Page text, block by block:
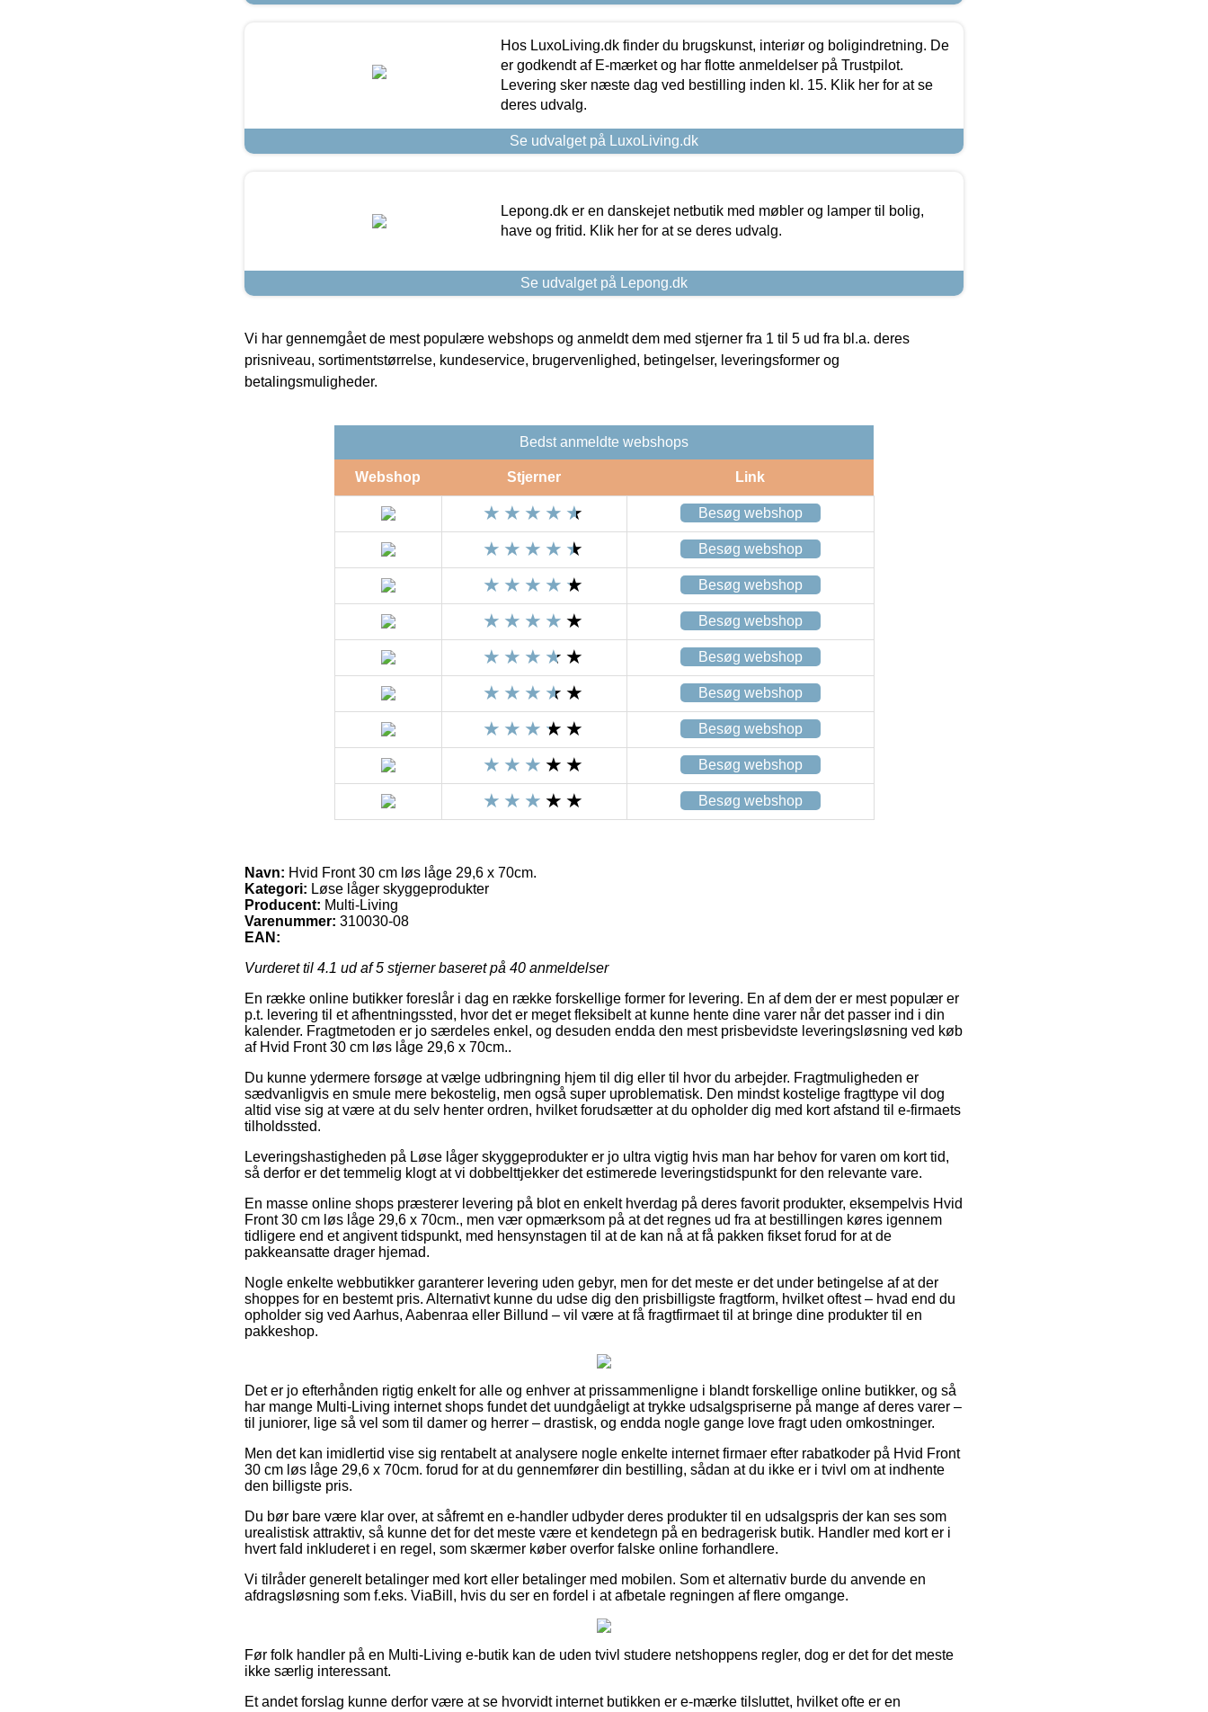
Hos LuxoLiving.dk finder du brugskunst, interiør og boligindretning. De
er godkendt af E-mærket og har flotte anmeldelser på Trustpilot.
Levering sker næste dag ved bestilling inden kl. 15. Klik her for at se
deres udvalg.
Se udvalget på LuxoLiving.dk
Lepong.dk er en danskejet netbutik med møbler og lamper til bolig,
have og fritid. Klik her for at se deres udvalg.
Se udvalget på Lepong.dk
Vi har gennemgået de mest populære webshops og anmeldt dem med stjerner fra 1 til 5 ud fra bl.a. deres
prisniveau, sortimentstørrelse, kundeservice, brugervenlighed, betingelser, leveringsformer og
betalingsmuligheder.
Bedst anmeldte webshops
Webshop Stjerner Link
Besøg webshop
Besøg webshop
Besøg webshop
Besøg webshop
Besøg webshop
Besøg webshop
Besøg webshop
Besøg webshop
Besøg webshop
Navn: Hvid Front 30 cm løs låge 29,6 x 70cm.
Kategori: Løse låger skyggeprodukter
Producent: Multi-Living
Varenummer: 310030-08
EAN:
Vurderet til 4.1 ud af 5 stjerner baseret på 40 anmeldelser
En række online butikker foreslår i dag en række forskellige former for levering. En af dem der er mest populær er
p.t. levering til et afhentningssted, hvor det er meget fleksibelt at kunne hente dine varer når det passer ind i din
kalender. Fragtmetoden er jo særdeles enkel, og desuden endda den mest prisbevidste leveringsløsning ved køb
af Hvid Front 30 cm løs låge 29,6 x 70cm..
Du kunne ydermere forsøge at vælge udbringning hjem til dig eller til hvor du arbejder. Fragtmuligheden er
sædvanligvis en smule mere bekostelig, men også super uproblematisk. Den mindst kostelige fragttype vil dog
altid vise sig at være at du selv henter ordren, hvilket forudsætter at du opholder dig med kort afstand til e-firmaets
tilholdssted.
Leveringshastigheden på Løse låger skyggeprodukter er jo ultra vigtig hvis man har behov for varen om kort tid,
så derfor er det temmelig klogt at vi dobbelttjekker det estimerede leveringstidspunkt for den relevante vare.
En masse online shops præsterer levering på blot en enkelt hverdag på deres favorit produkter, eksempelvis Hvid
Front 30 cm løs låge 29,6 x 70cm., men vær opmærksom på at det regnes ud fra at bestillingen køres igennem
tidligere end et angivent tidspunkt, med hensynstagen til at de kan nå at få pakken fikset forud for at de
pakkeansatte drager hjemad.
Nogle enkelte webbutikker garanterer levering uden gebyr, men for det meste er det under betingelse af at der
shoppes for en bestemt pris. Alternativt kunne du udse dig den prisbilligste fragtform, hvilket oftest – hvad end du
opholder sig ved Aarhus, Aabenraa eller Billund – vil være at få fragtfirmaet til at bringe dine produkter til en
pakkeshop.
Det er jo efterhånden rigtig enkelt for alle og enhver at prissammenligne i blandt forskellige online butikker, og så
har mange Multi-Living internet shops fundet det uundgåeligt at trykke udsalgspriserne på mange af deres varer –
til juniorer, lige så vel som til damer og herrer – drastisk, og endda nogle gange love fragt uden omkostninger.
Men det kan imidlertid vise sig rentabelt at analysere nogle enkelte internet firmaer efter rabatkoder på Hvid Front
30 cm løs låge 29,6 x 70cm. forud for at du gennemfører din bestilling, sådan at du ikke er i tvivl om at indhente
den billigste pris.
Du bør bare være klar over, at såfremt en e-handler udbyder deres produkter til en udsalgspris der kan ses som
urealistisk attraktiv, så kunne det for det meste være et kendetegn på en bedragerisk butik. Handler med kort er i
hvert fald inkluderet i en regel, som skærmer køber overfor falske online forhandlere.
Vi tilråder generelt betalinger med kort eller betalinger med mobilen. Som et alternativ burde du anvende en
afdragsløsning som f.eks. ViaBill, hvis du ser en fordel i at afbetale regningen af flere omgange.
Før folk handler på en Multi-Living e-butik kan de uden tvivl studere netshoppens regler, dog er det for det meste
ikke særlig interessant.
Et andet forslag kunne derfor være at se hvorvidt internet butikken er e-mærke tilsluttet, hvilket ofte er en